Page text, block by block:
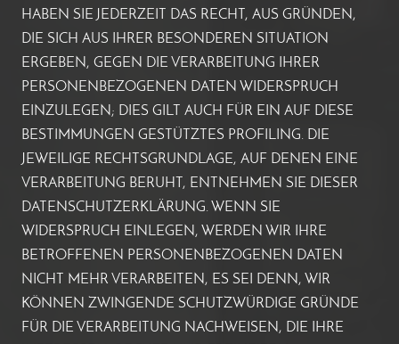
HABEN SIE JEDERZEIT DAS RECHT, AUS GRÜNDEN,
DIE SICH AUS IHRER BESONDEREN SITUATION
ERGEBEN, GEGEN DIE VERARBEITUNG IHRER
PERSONENBEZOGENEN DATEN WIDERSPRUCH
EINZULEGEN; DIES GILT AUCH FÜR EIN AUF DIESE
BESTIMMUNGEN GESTÜTZTES PROFILING. DIE
JEWEILIGE RECHTSGRUNDLAGE, AUF DENEN EINE
VERARBEITUNG BERUHT, ENTNEHMEN SIE DIESER
DATENSCHUTZERKLÄRUNG. WENN SIE
WIDERSPRUCH EINLEGEN, WERDEN WIR IHRE
BETROFFENEN PERSONENBEZOGENEN DATEN
NICHT MEHR VERARBEITEN, ES SEI DENN, WIR
KÖNNEN ZWINGENDE SCHUTZWÜRDIGE GRÜNDE
FÜR DIE VERARBEITUNG NACHWEISEN, DIE IHRE